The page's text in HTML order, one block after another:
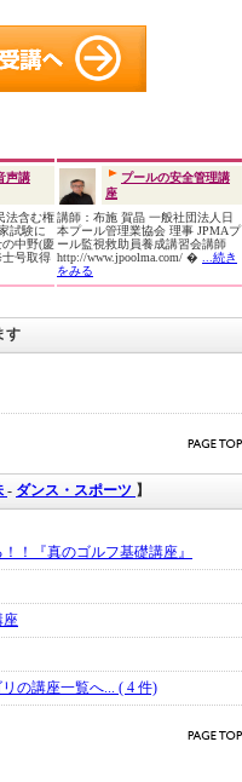
声講
法含む権
試験に
中野(慶
士号取得
プールの安全管理講
座
講師：布施 賀晶 一般社団法人日
本プール管理業協会 理事 JPMAプ
ール監視救助員養成講習会講師
http://www.jpoolma.com/ �
...続き
をみる
す
- ダンス・スポーツ 】
！『真のゴルフ基礎講座』
座
の講座一覧へ... ( 4 件)